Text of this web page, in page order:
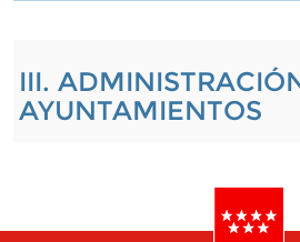
III.
AYUNTAMIENTOS